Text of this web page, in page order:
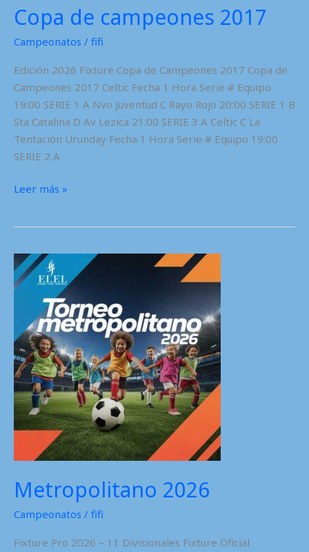
Copa de campeones 2017
Campeonatos / fifi
Edición 2026 Fixture Copa de Campeones 2017 Copa de
Campeones 2017 Celtic Fecha 1 Hora Serie # Equipo
19:00 SERIE 1 A Nvo Juventud C Rayo Rojo 20:00 SERIE 1 B
Sta Catalina D Av Lezica 21:00 SERIE 3 A Celtic C La
Tentación Urunday Fecha 1 Hora Serie # Equipo 19:00
SERIE 2 A
Copa
Leer más »
Metropolitano 2026
Campeonatos / fifi
Fixture Pro 2026 – 11 Divisionales Fixture Oficial